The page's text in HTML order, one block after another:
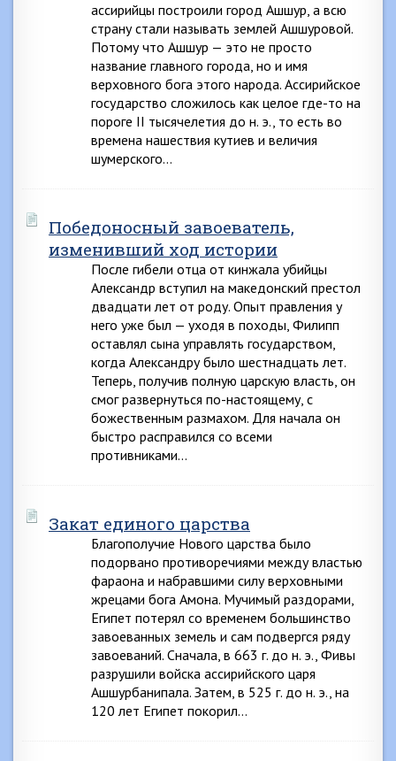
ассирийцы построили город Ашшур, а всю
страну стали называть землей Ашшуровой.
Потому что Ашшур — это не просто
название главного города, но и имя
верховного бога этого народа. Ассирийское
государство сложилось как целое где-то на
пороге II тысячелетия до н. э., то есть во
времена нашествия кутиев и величия
шумерского…
Победоносный завоеватель,
изменивший ход истории
После гибели отца от кинжала убийцы
Александр вступил на македонский престол
двадцати лет от роду. Опыт правления у
него уже был — уходя в походы, Филипп
оставлял сына управлять государством,
когда Александру было шестнадцать лет.
Теперь, получив полную царскую власть, он
смог развернуться по-настоящему, с
божественным размахом. Для начала он
быстро расправился со всеми
противниками…
Закат единого царства
Благополучие Нового царства было
подорвано противоречиями между властью
фараона и набравшими силу верховными
жрецами бога Амона. Мучимый раздорами,
Египет потерял со временем большинство
завоеванных земель и сам подвергся ряду
завоеваний. Сначала, в 663 г. до н. э., Фивы
разрушили войска ассирийского царя
Ашшурбанипала. Затем, в 525 г. до н. э., на
120 лет Египет покорил…